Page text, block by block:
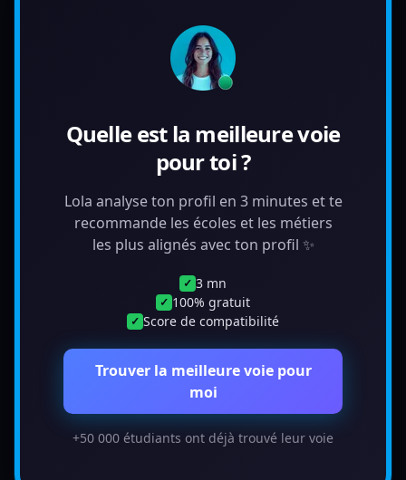
Quelle est la meilleure voie
pour toi ?
Lola analyse ton profil en 3 minutes et te
recommande les écoles et les métiers
les plus alignés avec ton profil ✨
✓ 3 mn
✓ 100% gratuit
✓ Score de compatibilité
Trouver la meilleure voie pour
moi
+50 000 étudiants ont déjà trouvé leur voie